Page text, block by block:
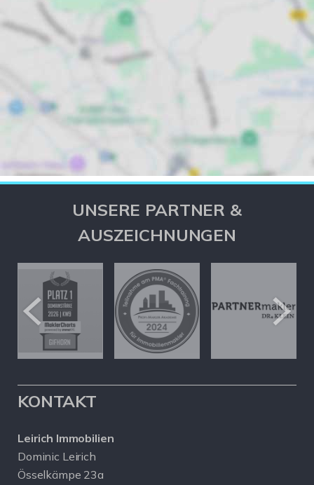
UNSERE PARTNER &
AUSZEICHNUNGEN
KONTAKT
Leirich Immobilien
Dominic Leirich
Össelkämpe 23a